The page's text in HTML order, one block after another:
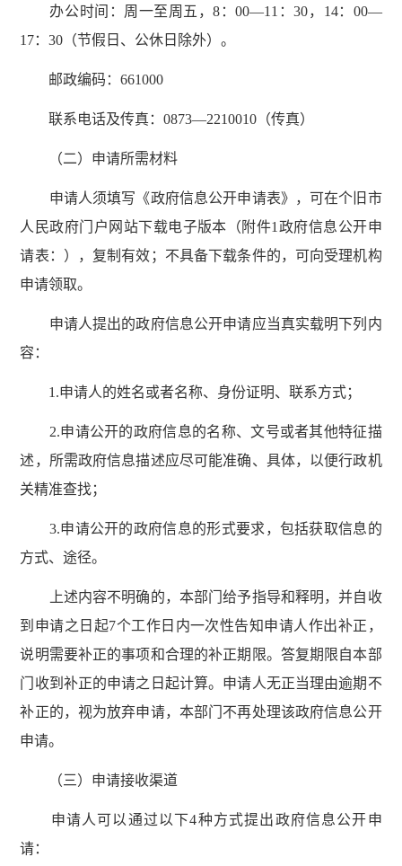
办公时间：周一至周五，8：00—11：30，14：00—
17：30（节假日、公休日除外）。
邮政编码：661000
联系电话及传真：0873—2210010（传真）
（二）申请所需材料
申请人须填写《政府信息公开申请表》，可在个旧市
人民政府门户网站下载电子版本（附件1政府信息公开申
请表：），复制有效；不具备下载条件的，可向受理机构
申请领取。
申请人提出的政府信息公开申请应当真实载明下列内
容：
1.申请人的姓名或者名称、身份证明、联系方式；
2.申请公开的政府信息的名称、文号或者其他特征描
述，所需政府信息描述应尽可能准确、具体，以便行政机
关精准查找；
3.申请公开的政府信息的形式要求，包括获取信息的
方式、途径。
上述内容不明确的，本部门给予指导和释明，并自收
到申请之日起7个工作日内一次性告知申请人作出补正，
说明需要补正的事项和合理的补正期限。答复期限自本部
门收到补正的申请之日起计算。申请人无正当理由逾期不
补正的，视为放弃申请，本部门不再处理该政府信息公开
申请。
（三）申请接收渠道
申请人可以通过以下4种方式提出政府信息公开申
请：